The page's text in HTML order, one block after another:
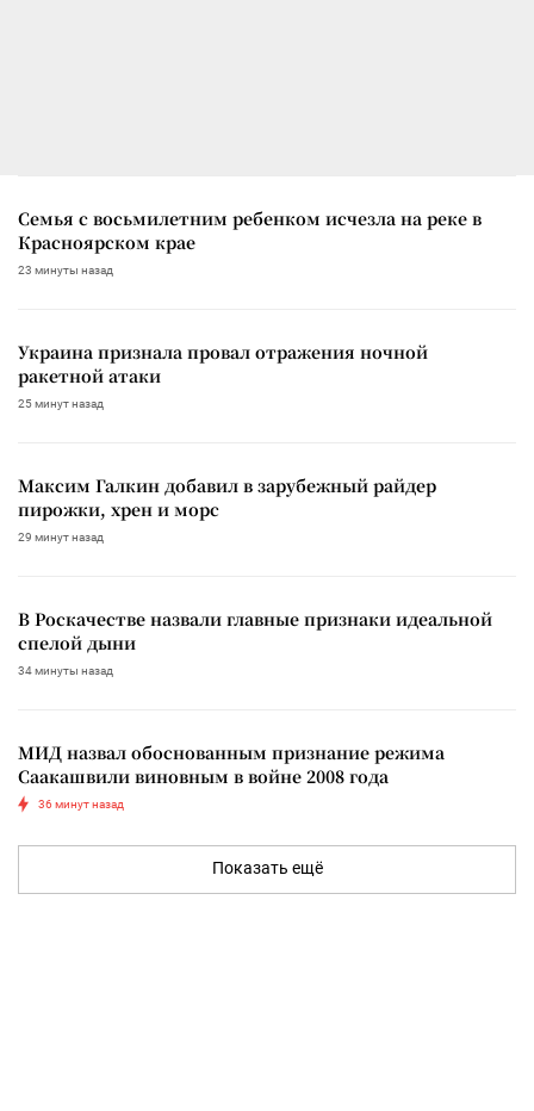
Семья с восьмилетним ребенком исчезла на реке в
Красноярском крае
23 минуты назад
Украина признала провал отражения ночной
ракетной атаки
25 минут назад
Максим Галкин добавил в зарубежный райдер
пирожки, хрен и морс
29 минут назад
В Роскачестве назвали главные признаки идеальной
спелой дыни
34 минуты назад
МИД назвал обоснованным признание режима
Саакашвили виновным в войне 2008 года
36 минут назад
Показать ещё